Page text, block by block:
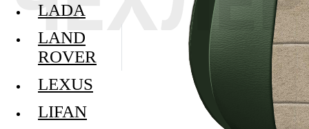
LADA
LAND
ROVER
LEXUS
LIFAN